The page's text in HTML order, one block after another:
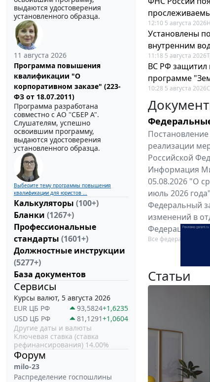
выдаются удостоверения
установленного образца.
11 августа 2026
Программа повышения
квалификации "О
корпоративном заказе" (223-
ФЗ от 18.07.2011)
Программа разработана
совместно с АО ''СБЕР А".
Слушателям, успешно
освоившим программу,
выдаются удостоверения
установленного образца.
Выберите тему программы повышения
квалификации для юристов ...
Калькуляторы (100+)
Бланки (1267+)
Профессиональные
стандарты (1601+)
Должностные инструкции
(5277+)
База документов
Сервисы
Курсы валют, 5 августа 2026
EUR ЦБ РФ
93,5824+1,6235
USD ЦБ РФ
81,1291+1,0604
Другие даты и валюты
Ключевая ставка (ставка
рефинансирования) 14.00%
Форум
milo-23
Распределение госпошлины
12:10 5 августа 2026
Установлены
внутренним
11:18 5 августа 2026
ВС РФ защитил
программе
10:28 5 августа 2026
реализации
Российской
Информация
05.08.2026 "О
июль 2026 года"
Федеральный
изменений в
Федерации"
Все федеральные
Статьи